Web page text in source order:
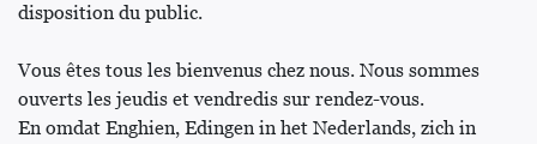
disposition du public.
Vous êtes tous les bienvenus chez nous. Nous sommes
ouverts les jeudis et vendredis sur rendez-vous.
En omdat Enghien, Edingen in het Nederlands, zich in